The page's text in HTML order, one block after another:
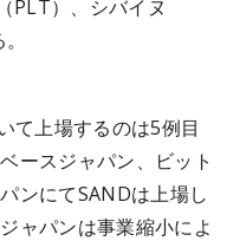
PLT）、シバイヌ
て上場するのは5例目
ースジャパン、ビット
ンにてSANDは上場し
ャパンは事業縮小によ